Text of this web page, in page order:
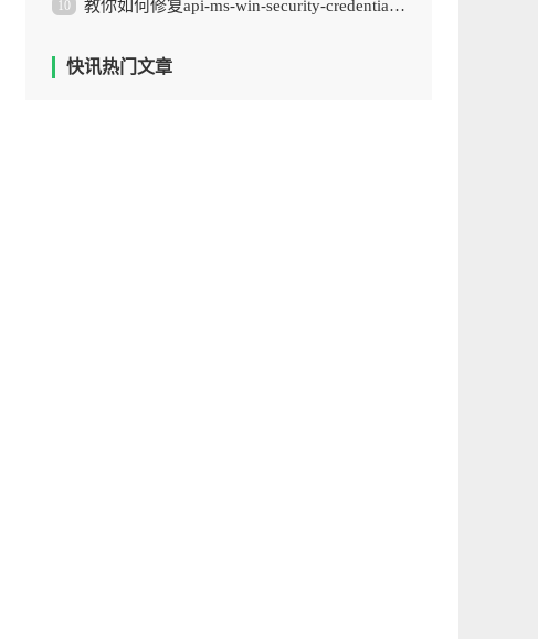
10 教你如何修复api-ms-win-security-credentials-l1-1-0.dll丢失
快讯热门文章